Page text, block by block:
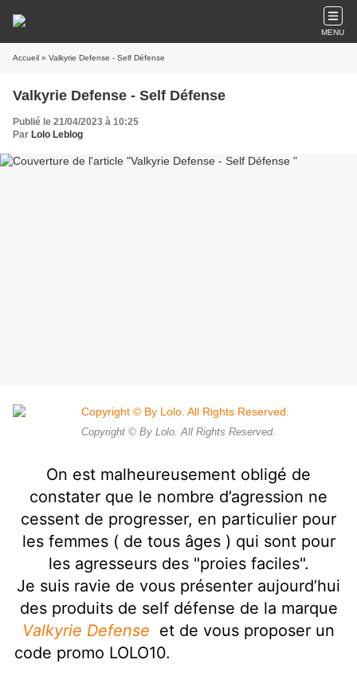
MENU
Accueil » Valkyrie Defense - Self Défense
Valkyrie Defense - Self Défense
Publié le 21/04/2023 à 10:25
Par Lolo Leblog
Copyright © By Lolo. All Rights Reserved.
On est malheureusement obligé de
constater que le nombre d’agression ne
cessent de progresser, en particulier pour
les femmes ( de tous âges ) qui sont pour
les agresseurs des "proies faciles".
Je suis ravie de vous présenter aujourd’hui
des produits de self défense de la marque
Valkyrie Defense et de vous proposer un
code promo LOLO10.